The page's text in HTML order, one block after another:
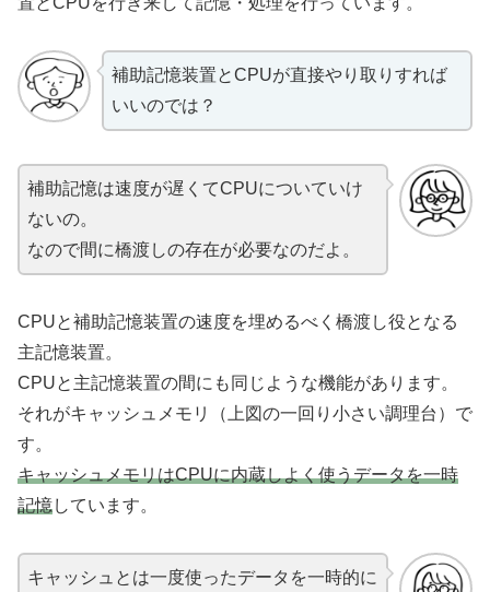
補助記憶装置とCPUが直接やり取りすれば
いいのでは？
補助記憶は速度が遅くてCPUについていけ
ないの。
なので間に橋渡しの存在が必要なのだよ。
CPUと補助記憶装置の速度を埋めるべく橋渡し役となる
主記憶装置。
CPUと主記憶装置の間にも同じような機能があります。
それがキャッシュメモリ（上図の一回り小さい調理台）で
す。
キャッシュメモリはCPUに内蔵しよく使うデータを一時
記憶しています。
キャッシュとは一度使ったデータを一時的に